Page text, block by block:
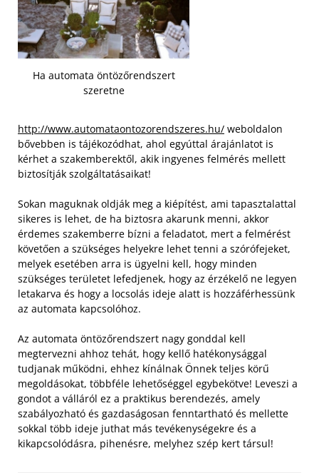
Ha automata öntözőrendszert
szeretne
http://www.automataontozorendszeres.hu/ weboldalon
bővebben is tájékozódhat, ahol egyúttal árajánlatot is
kérhet a szakemberektől, akik ingyenes felmérés mellett
biztosítják szolgáltatásaikat!
Sokan maguknak oldják meg a kiépítést, ami tapasztalattal
sikeres is lehet, de ha biztosra akarunk menni, akkor
érdemes szakemberre bízni a feladatot, mert a felmérést
követően a szükséges helyekre lehet tenni a szórófejeket,
melyek esetében arra is ügyelni kell, hogy minden
szükséges területet lefedjenek, hogy az érzékelő ne legyen
letakarva és hogy a locsolás ideje alatt is hozzáférhessünk
az automata kapcsolóhoz.
Az automata öntözőrendszert nagy gonddal kell
megtervezni ahhoz tehát, hogy kellő hatékonysággal
tudjanak működni, ehhez kínálnak Önnek teljes körű
megoldásokat, többféle lehetőséggel egybekötve! Leveszi a
gondot a válláról ez a praktikus berendezés, amely
szabályozható és gazdaságosan fenntartható és mellette
sokkal több ideje juthat más tevékenységekre és a
kikapcsolódásra, pihenésre, melyhez szép kert társul!